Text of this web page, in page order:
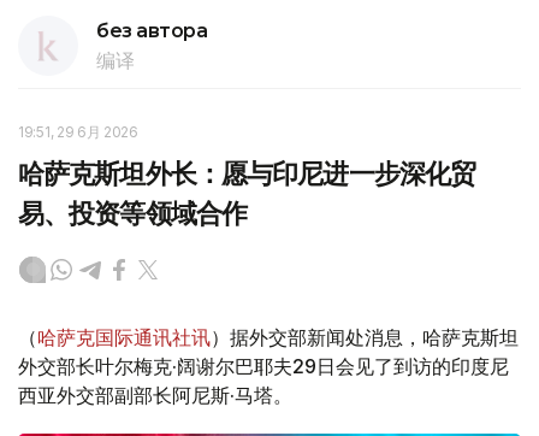
без автора
编译
19:51, 29 6月 2026
哈萨克斯坦外长：愿与印尼进一步深化贸
易、投资等领域合作
（哈萨克国际通讯社讯）据外交部新闻处消息，哈萨克斯坦
外交部长叶尔梅克·阔谢尔巴耶夫29日会见了到访的印度尼
西亚外交部副部长阿尼斯·马塔。